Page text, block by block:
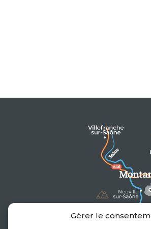
Gérer le